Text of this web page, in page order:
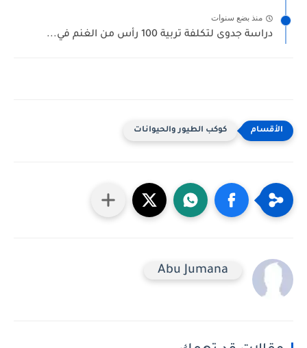
منذ بضع سنوات
دراسة جدوى لتكلفة تربية 100 رأس من الغنم في...
كوكب الطيور والحيوانات
Abu Jumana